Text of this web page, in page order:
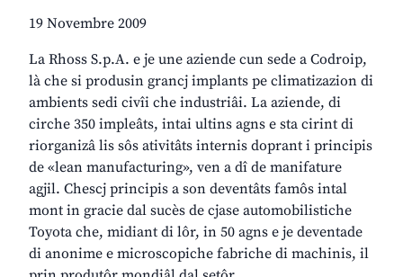
19 Novembre 2009
La Rhoss S.p.A. e je une aziende cun sede a Codroip,
là che si produsin grancj implants pe climatizazion di
ambients sedi civîi che industriâi. La aziende, di
cirche 350 impleâts, intai ultins agns e sta cirint di
riorganizâ lis sôs ativitâts internis doprant i principis
de «lean manufacturing», ven a dî de manifature
agjil. Chescj principis a son deventâts famôs intal
mont in gracie dal sucès de cjase automobilistiche
Toyota che, midiant di lôr, in 50 agns e je deventade
di anonime e microscopiche fabriche di machinis, il